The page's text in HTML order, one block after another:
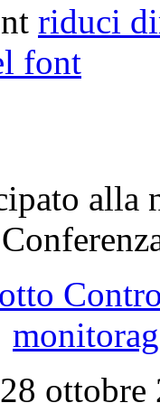
riduci
font
alla